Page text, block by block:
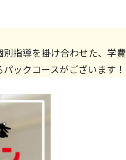
指導を掛け合わせた、学費
ックコースがございます！